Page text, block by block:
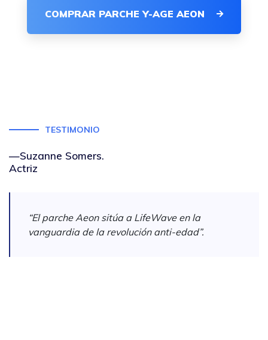
COMPRAR PARCHE Y-AGE AEON
TESTIMONIO
—Suzanne Somers.
Actriz
“El parche Aeon sitúa a LifeWave en la
vanguardia de la revolución anti-edad”.